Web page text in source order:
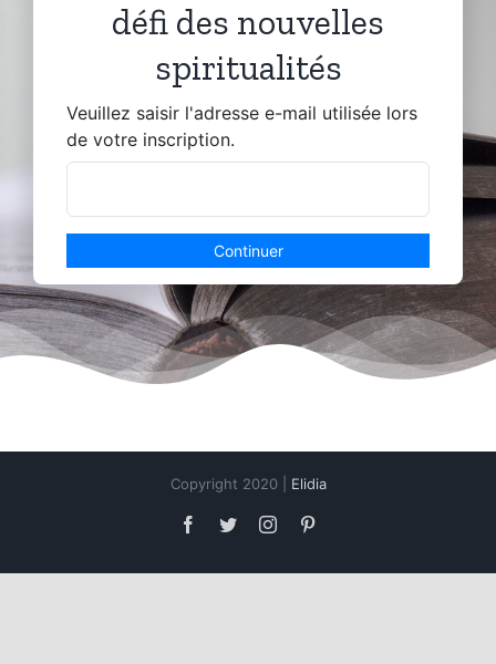
défi des nouvelles
spiritualités
Veuillez saisir l'adresse e-mail utilisée lors
de votre inscription.
Copyright 2020 | Elidia
Facebook
TwitterInstagram